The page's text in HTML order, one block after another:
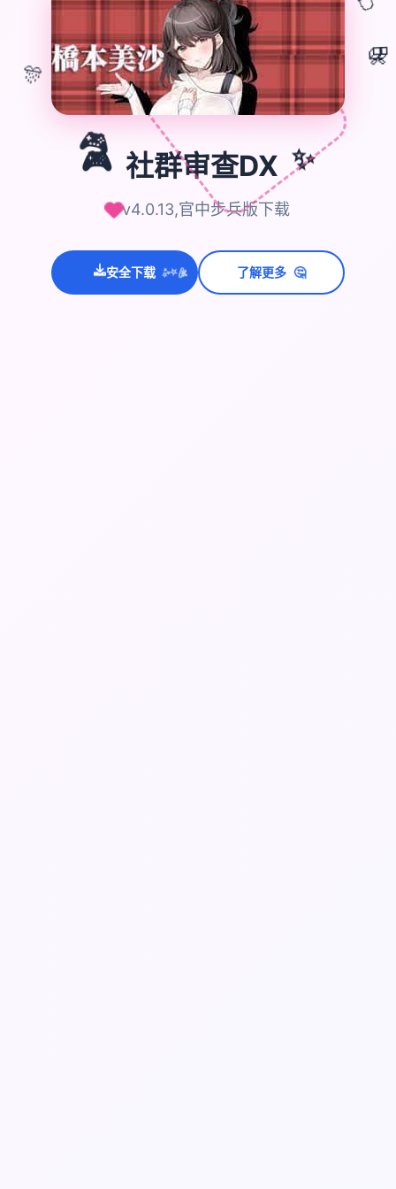
🎮
🎮 社群审查DX ✨
v4.0.13,官中步兵版下载
安全下载 ✨⭐💫 了解更多 🤔
🎊 🎁